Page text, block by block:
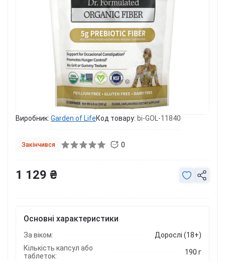
Виробник: Garden of LifeКод товару: bi-GOL-11840
Закінчився 0
Основні характеристики
За віком:
Дорослі (18+)
Кількість капсул або
таблеток:
190 г
1 129 ₴